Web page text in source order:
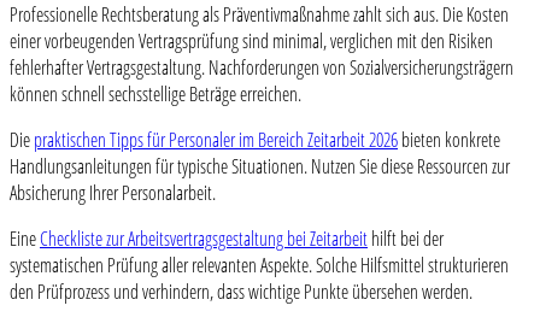
Professionelle Rechtsberatung als Präventivmaßnahme zahlt sich aus. Die Kosten
einer vorbeugenden Vertragsprüfung sind minimal, verglichen mit den Risiken
fehlerhafter Vertragsgestaltung. Nachforderungen von Sozialversicherungsträgern
können schnell sechsstellige Beträge erreichen.
Diepraktischen Tipps für Personaler im Bereich Zeitarbeit 2026bieten konkrete
Handlungsanleitungen für typische Situationen. Nutzen Sie diese Ressourcen zur
Absicherung Ihrer Personalarbeit.
EineCheckliste zur Arbeitsvertragsgestaltung bei Zeitarbeithilft bei der
systematischen Prüfung aller relevanten Aspekte. Solche Hilfsmittel strukturieren
den Prüfprozess und verhindern, dass wichtige Punkte übersehen werden.